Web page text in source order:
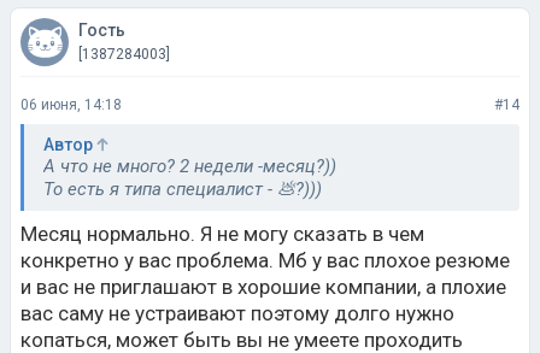
Гость
[1387284003]
06 июня, 14:18 #14
Автор
А что не много? 2 недели -месяц?))
То есть я типа специалист - 💩?)))
Месяц нормально. Я не могу сказать в чем
конкретно у вас проблема. Мб у вас плохое резюме
и вас не приглашают в хорошие компании, а плохие
вас саму не устраивают поэтому долго нужно
копаться, может быть вы не умеете проходить